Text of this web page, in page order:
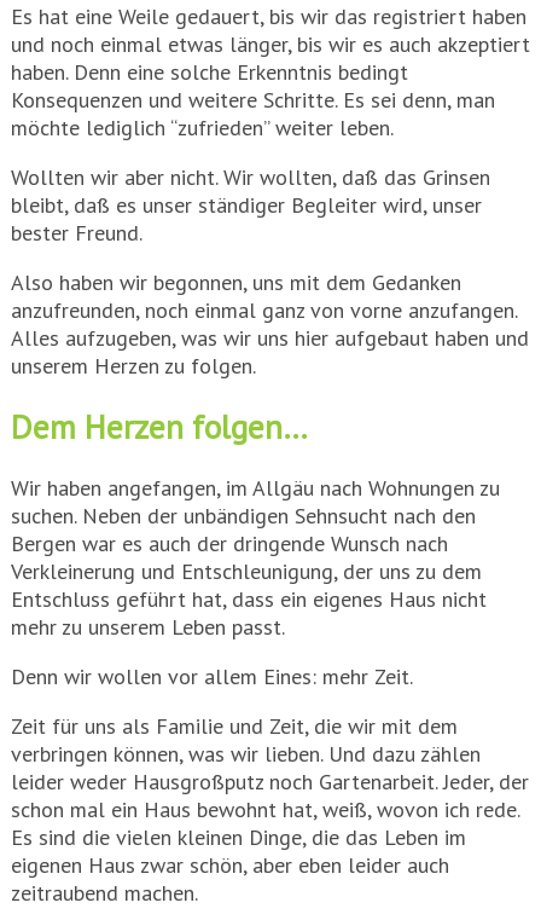
Es hat eine Weile gedauert, bis wir das registriert haben
und noch einmal etwas länger, bis wir es auch akzeptiert
haben. Denn eine solche Erkenntnis bedingt
Konsequenzen und weitere Schritte. Es sei denn, man
möchte lediglich “zufrieden” weiter leben.
Wollten wir aber nicht. Wir wollten, daß das Grinsen
bleibt, daß es unser ständiger Begleiter wird, unser
bester Freund.
Also haben wir begonnen, uns mit dem Gedanken
anzufreunden, noch einmal ganz von vorne anzufangen.
Alles aufzugeben, was wir uns hier aufgebaut haben und
unserem Herzen zu folgen.
Dem Herzen folgen…
Wir haben angefangen, im Allgäu nach Wohnungen zu
suchen. Neben der unbändigen Sehnsucht nach den
Bergen war es auch der dringende Wunsch nach
Verkleinerung und Entschleunigung, der uns zu dem
Entschluss geführt hat, dass ein eigenes Haus nicht
mehr zu unserem Leben passt.
Denn wir wollen vor allem Eines: mehr Zeit.
Zeit für uns als Familie und Zeit, die wir mit dem
verbringen können, was wir lieben. Und dazu zählen
leider weder Hausgroßputz noch Gartenarbeit. Jeder, der
schon mal ein Haus bewohnt hat, weiß, wovon ich rede.
Es sind die vielen kleinen Dinge, die das Leben im
eigenen Haus zwar schön, aber eben leider auch
zeitraubend machen.